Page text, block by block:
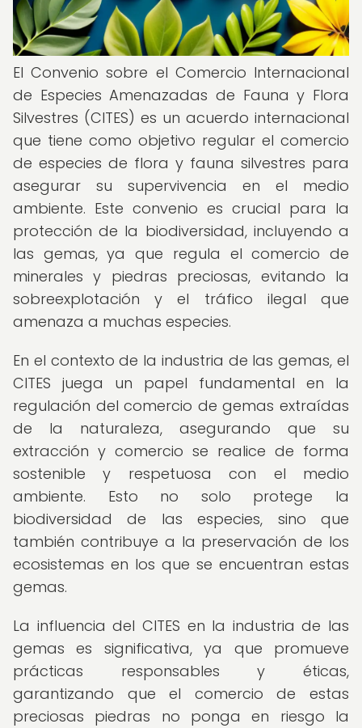
El Convenio sobre el Comercio Internacional
de Especies Amenazadas de Fauna y Flora
Silvestres (CITES) es un acuerdo internacional
que tiene como objetivo regular el comercio
de especies de flora y fauna silvestres para
asegurar su supervivencia en el medio
ambiente. Este convenio es crucial para la
protección de la biodiversidad, incluyendo a
las gemas, ya que regula el comercio de
minerales y piedras preciosas, evitando la
sobreexplotación y el tráfico ilegal que
amenaza a muchas especies.
En el contexto de la industria de las gemas, el
CITES juega un papel fundamental en la
regulación del comercio de gemas extraídas
de la naturaleza, asegurando que su
extracción y comercio se realice de forma
sostenible y respetuosa con el medio
ambiente. Esto no solo protege la
biodiversidad de las especies, sino que
también contribuye a la preservación de los
ecosistemas en los que se encuentran estas
gemas.
La influencia del CITES en la industria de las
gemas es significativa, ya que promueve
prácticas responsables y éticas,
garantizando que el comercio de estas
preciosas piedras no ponga en riesgo la